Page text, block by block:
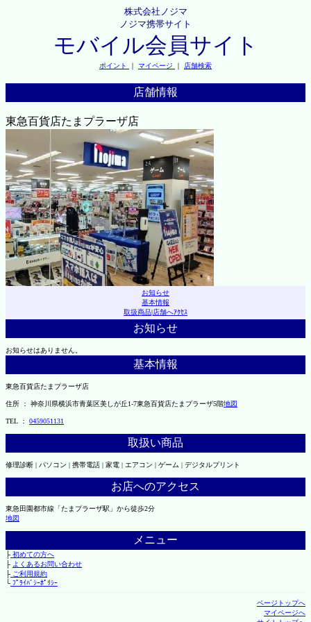
株式会社ノジマ
ノジマ携帯サイト
モバイル会員サイト
ポイント ｜ マイページ ｜ 店舗検索
店舗情報
東急百貨店たまプラーザ店
お知らせ
基本情報
取扱商品|店舗へｱｸｾｽ
お知らせ
お知らせはありません。
基本情報
東急百貨店たまプラーザ店
住所 ： 神奈川県横浜市青葉区美しが丘1-7東急百貨店たまプラーザ5階地図
TEL ： 0459051131
取扱い商品
修理診断 | パソコン | 携帯電話 | 家電 | エアコン | ゲーム | デジタルプリント
お店へのアクセス
東急田園都市線「たまプラーザ駅」から徒歩2分
地図
メニュー
├初めての方へ
├ よくあるお問い合わせ
├ご利用規約
└ﾌﾟﾗｲﾊﾞｼｰﾎﾟﾘｼｰ
ページトップへ
マイページへ